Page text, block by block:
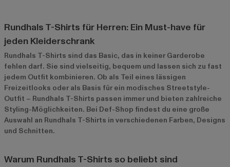
Rundhals T-Shirts für Herren: Ein Must-have für
jeden Kleiderschrank
Rundhals T-Shirts sind das Basic, das in keiner Garderobe
fehlen darf. Sie sind vielseitig, bequem und lassen sich zu fast
jedem Outfit kombinieren. Ob als Teil eines lässigen
Freizeitlooks oder als Basis für ein modisches Streetstyle-
Outfit – Rundhals T-Shirts passen immer und bieten zahlreiche
Styling-Möglichkeiten. Bei Def-Shop findest du eine große
Auswahl an Rundhals T-Shirts in verschiedenen Farben, Designs
und Schnitten.
Warum Rundhals T-Shirts so beliebt sind